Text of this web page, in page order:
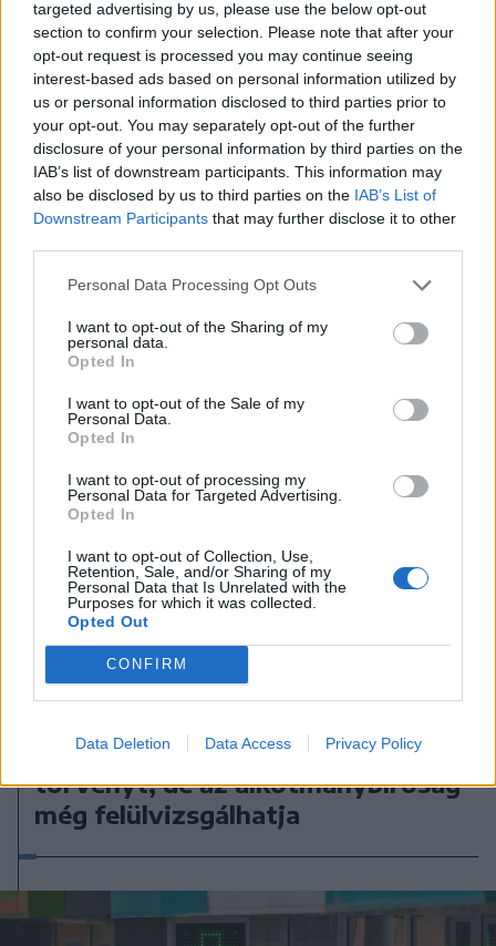
targeted advertising by us, please use the below opt-out
section to confirm your selection. Please note that after your
opt-out request is processed you may continue seeing
interest-based ads based on personal information utilized by
us or personal information disclosed to third parties prior to
your opt-out. You may separately opt-out of the further
disclosure of your personal information by third parties on the
IAB’s list of downstream participants. This information may
also be disclosed by us to third parties on the IAB’s List of
Downstream Participants that may further disclose it to other
Personal Data Processing Opt Outs
I want to opt-out of the Sharing of my
personal data.
Opted In
I want to opt-out of the Sale of my
Personal Data.
Opted In
I want to opt-out of processing my
Personal Data for Targeted Advertising.
Opted In
I want to opt-out of Collection, Use,
Retention, Sale, and/or Sharing of my
Personal Data that Is Unrelated with the
Purposes for which it was collected.
Opted Out
CONFIRM
Data Deletion Data Access Privacy Policy
2026. augusztus 05., szerda
Drónmaradványokat találtak a
Elfogadták a feddhetetlenségi
törvényt, de az alkotmánybíróság
még felülvizsgálhatja